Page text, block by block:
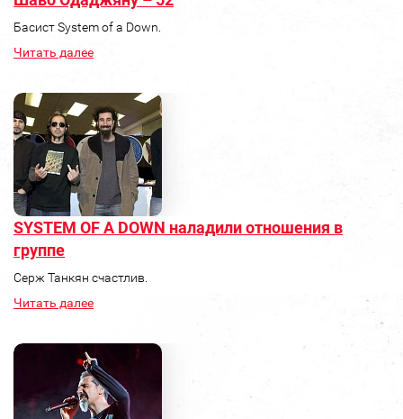
Басист System of a Down.
Читать далее
SYSTEM OF A DOWN наладили отношения в
группе
Серж Танкян счастлив.
Читать далее